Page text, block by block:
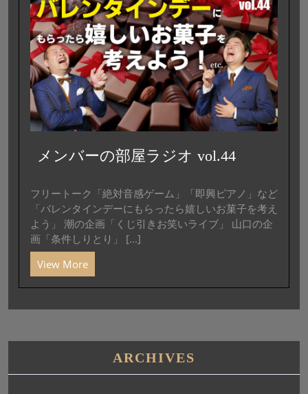
メンバーの部屋ラジオ vol.44
フリートーク「絶対音感ゲーム」「即興ピアノ」など
「バレンタインデーにもらったら嬉しいお菓子を考え
よう」 潮の企画「くじ引きお笑いライブ」 山口の企
画「条件しりとり」 [...]
View More
ARCHIVES